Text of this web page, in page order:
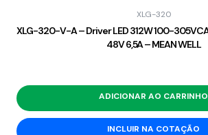
XLG-320
XLG-320-V-A – Driver LED 312W 100-
48V 6,5A – MEAN WELL
ADICIONAR AO CARRINHO
INCLUIR NA COTAÇÃO